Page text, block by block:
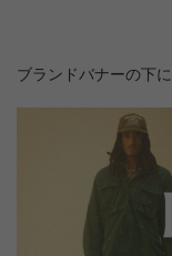
ブランドバナーの下